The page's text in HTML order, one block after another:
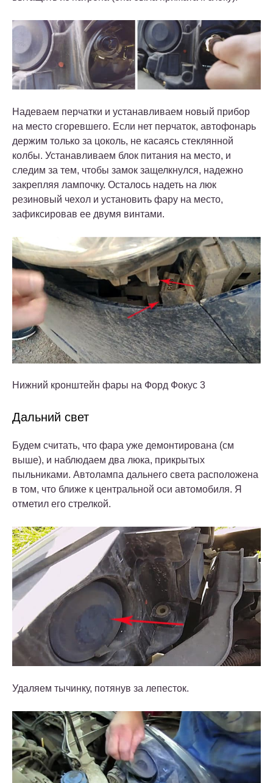
Надеваем перчатки и устанавливаем новый прибор
на место сгоревшего. Если нет перчаток, автофонарь
держим только за цоколь, не касаясь стеклянной
колбы. Устанавливаем блок питания на место, и
следим за тем, чтобы замок защелкнулся, надежно
закрепляя лампочку. Осталось надеть на люк
резиновый чехол и установить фару на место,
зафиксировав ее двумя винтами.
Нижний кронштейн фары на Форд Фокус 3
Дальний свет
Будем считать, что фара уже демонтирована (см
выше), и наблюдаем два люка, прикрытых
пыльниками. Автолампа дальнего света расположена
в том, что ближе к центральной оси автомобиля. Я
отметил его стрелкой.
Удаляем тычинку, потянув за лепесток.